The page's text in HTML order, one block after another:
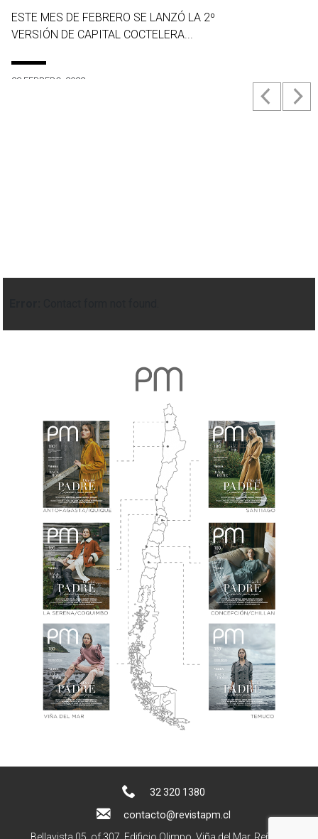
ESTE MES DE FEBRERO SE LANZÓ LA 2º
VERSIÓN DE CAPITAL COCTELERA...
23 FEBRERO, 2022
32 320 1380
contacto@revistapm.cl